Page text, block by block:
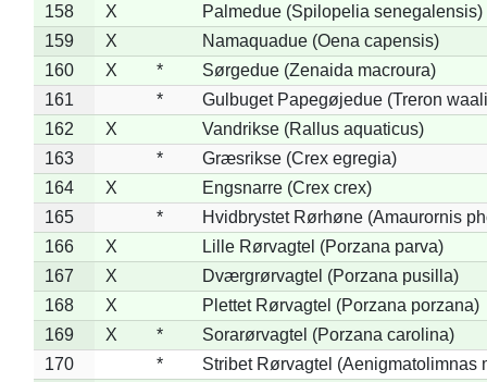
158
X
Palmedue (Spilopelia senegalensis)
159
X
Namaquadue (Oena capensis)
160
X *
Sørgedue (Zenaida macroura)
161
*
Gulbuget Papegøjedue (Treron
162
X
Vandrikse (Rallus aquaticus)
163
*
Græsrikse (Crex egregia)
164
X
Engsnarre (Crex crex)
165
*
Hvidbrystet Rørhøne (Amaurornis
166
X
Lille Rørvagtel (Porzana parva)
167
X
Dværgrørvagtel (Porzana pusilla)
168
X
Plettet Rørvagtel (Porzana porzana)
169
X *
Sorarørvagtel (Porzana carolina)
170
*
Stribet Rørvagtel (Aenigmatolimnas